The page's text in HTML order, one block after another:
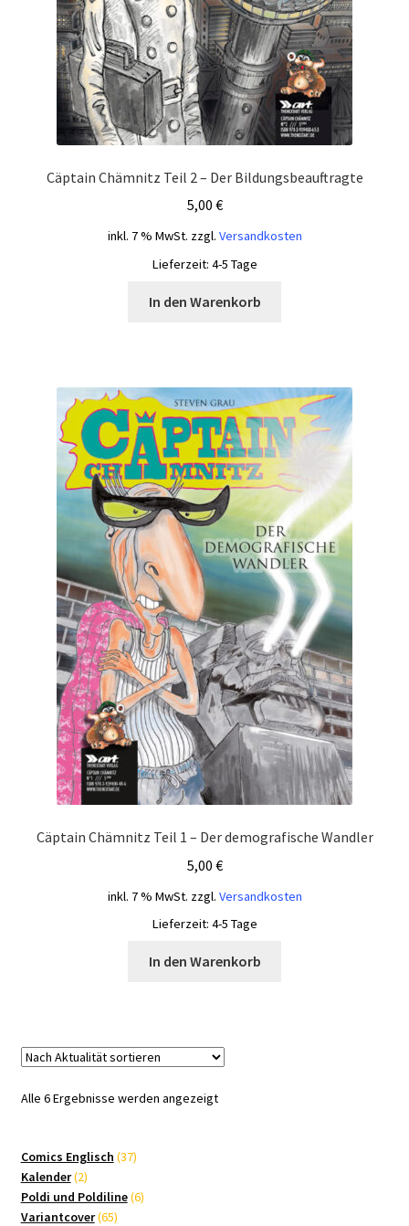
Cäptain Chämnitz Teil 2 – Der Bildungsbeauftragte
5,00 €
inkl. 7 % MwSt. zzgl. Versandkosten
Lieferzeit: 4-5 Tage
In den Warenkorb
Cäptain Chämnitz Teil 1 – Der demografische Wandler
5,00 €
inkl. 7 % MwSt. zzgl. Versandkosten
Lieferzeit: 4-5 Tage
In den Warenkorb
Alle 6 Ergebnisse werden angezeigtNach
Comics Englisch 3737
Kalender 22
Produkte
Poldi und Poldiline 66
Variantcover 6565